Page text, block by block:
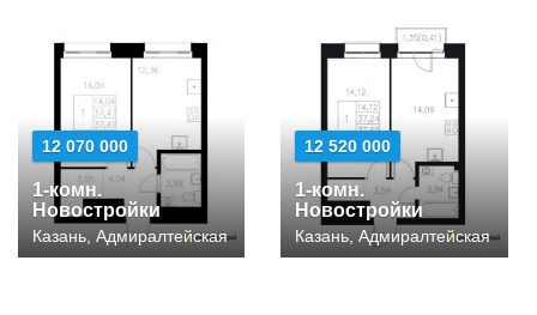
12 070 000
1-комн.
Новостройки
Казань, Адмиралтейская
12 520 000
1-комн.
Новостройки
Казань, Адмиралтейская